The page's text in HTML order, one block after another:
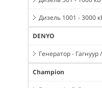
Дизель 1001 - 3000
DENYO
Генератор - Гагнуур
Champion